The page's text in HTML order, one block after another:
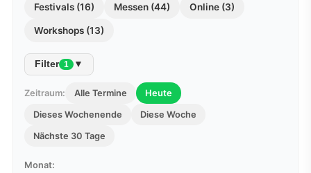
Festivals (16) Messen (44) Online (3)
Workshops (13)
Filter 1 ▼
Zeitraum: Alle Termine Heute
Dieses Wochenende Diese Woche
Nächste 30 Tage
Monat: